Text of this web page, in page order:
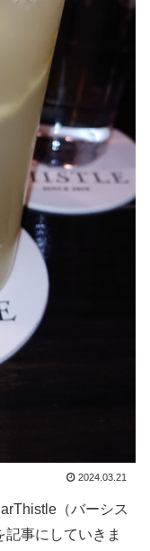
2024.03.21
（バーシス
事にしていきま